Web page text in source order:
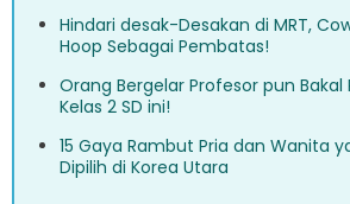
Hindari desak-Desakan di MRT,
Hoop Sebagai Pembatas!
Orang Bergelar Profesor pun Bakal
Kelas 2 SD ini!
15 Gaya Rambut Pria dan Wanita
Dipilih di Korea Utara